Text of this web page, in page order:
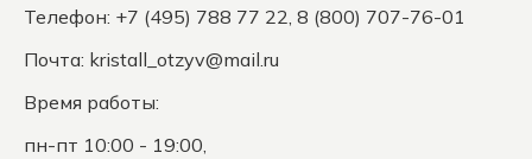
Телефон: +7 (495) 788 77 22, 8 (800) 707-76-01
Почта: kristall_otzyv@mail.ru
Время работы:
пн-пт 10:00 - 19:00,